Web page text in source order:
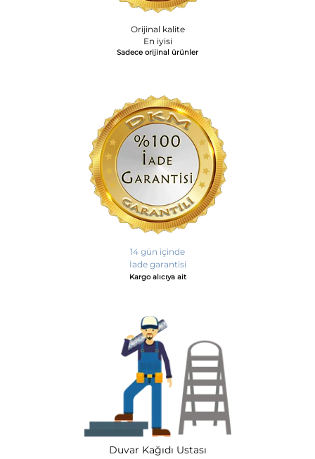
Orijinal kalite
En iyisi
Sadece orijinal ürünler
14 gün içinde
İade garantisi
Kargo alıcıya ait
Duvar Kağıdı Ustası